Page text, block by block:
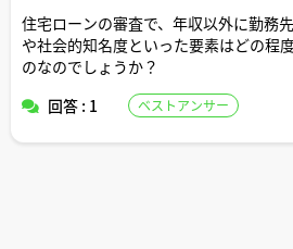
住宅ローンの審査で、年収以外に勤務
や社会的知名度といった要素はどの程
のなのでしょうか？
回答 : 1
ベストアンサー